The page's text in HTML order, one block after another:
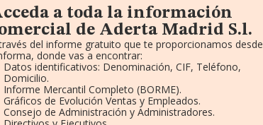
a toda la información
de Aderta Madrid S.l.
del informe gratuito que te proporcionamos desde
donde vas a encontrar:
Datos identificativos: Denominación, CIF, Teléfono,
Domicilio.
Informe Mercantil Completo (BORME).
Gráficos de Evolución Ventas y Empleados.
Consejo de Administración y Administradores.